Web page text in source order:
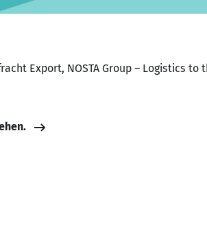
Export, NOSTA Group – Logistics to